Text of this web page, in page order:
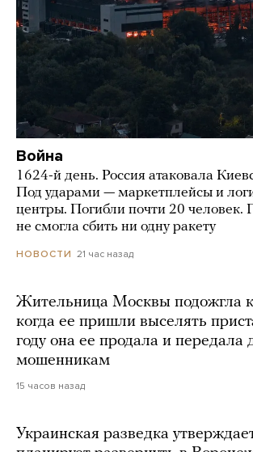
Война
1624-й день. Россия атаковала
Под ударами — маркетплейсы и
центры. Погибли почти 20
не смогла сбить ни одну ракету
НОВОСТИ 21 час назад
Жительница Москвы подожгла
когда ее пришли выселять
году она ее продала и передала
мошенникам
15 часов назад
Украинская разведка